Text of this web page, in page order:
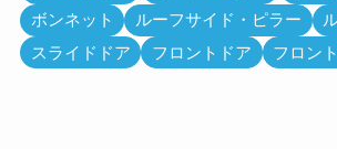
ボンネット
ルーフサイド・ピラー
スライドドア
フロントドア フロン